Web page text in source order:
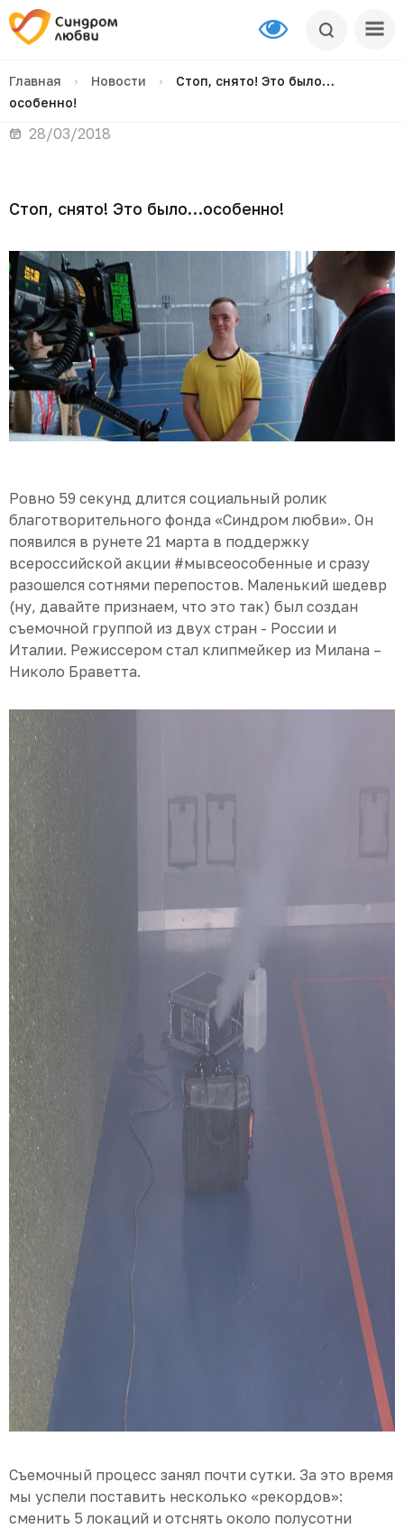
Главная › Новости ›
Стоп, снято! Это было…
особенно!
28/03/2018
Стоп, снято! Это было…особенно!
Ровно 59 секунд длится социальный ролик
благотворительного фонда «Синдром любви». Он
появился в рунете 21 марта в поддержку
всероссийской акции #мывсеособенные и сразу
разошелся сотнями перепостов. Маленький шедевр
(ну, давайте признаем, что это так) был создан
съемочной группой из двух стран - России и
Италии. Режиссером стал клипмейкер из Милана –
Николо Браветта.
Съемочный процесс занял почти сутки. За это время
мы успели поставить несколько «рекордов»:
сменить 5 локаций и отснять около полусотни